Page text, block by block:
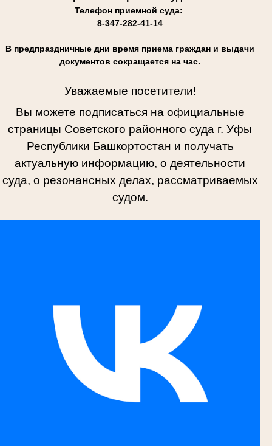
Телефон приемной суда:
8-347-282-41-14
В предпраздничные дни время приема граждан и выдачи
документов сокращается на час.
Уважаемые посетители!
Вы можете подписаться на официальные
страницы Советского районного суда г. Уфы
Республики Башкортостан и получать
актуальную информацию, о деятельности
суда, о резонансных делах, рассматриваемых
судом.